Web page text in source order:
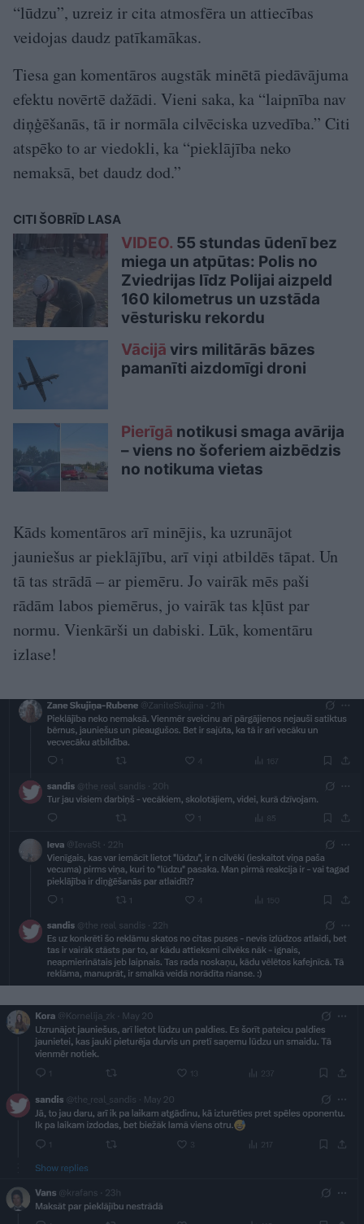
“lūdzu”, uzreiz ir cita atmosfēra un attiecības
veidojas daudz patīkamākas.
Tiesa gan komentāros augstāk minētā piedāvājuma
efektu novērtē dažādi. Vieni saka, ka “laipnība nav
diņģēšanās, tā ir normāla cilvēciska uzvedība.” Citi
atspēko to ar viedokli, ka “pieklājība neko
nemaksā, bet daudz dod.”
CITI ŠOBRĪD LASA
VIDEO. 55 stundas ūdenī bez
miega un atpūtas: Polis no
Zviedrijas līdz Polijai aizpeld
160 kilometrus un uzstāda
vēsturisku rekordu
Vācijā virs militārās bāzes
pamanīti aizdomīgi droni
Pierīgā notikusi smaga avārija
– viens no šoferiem aizbēdzis
no notikuma vietas
Kāds komentāros arī minējis, ka uzrunājot
jauniešus ar pieklājību, arī viņi atbildēs tāpat. Un
tā tas strādā – ar piemēru. Jo vairāk mēs paši
rādām labos piemērus, jo vairāk tas kļūst par
normu. Vienkārši un dabiski. Lūk, komentāru
izlase!